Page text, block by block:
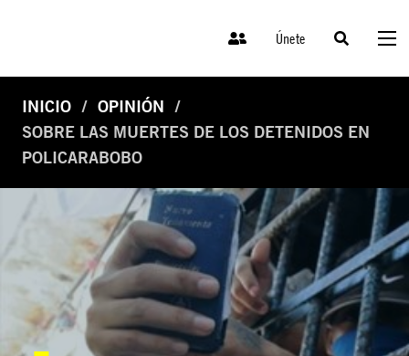
Únete
INICIO
OPINIÓN
SOBRE LAS MUERTES DE LOS DETENIDOS EN
POLICARABOBO